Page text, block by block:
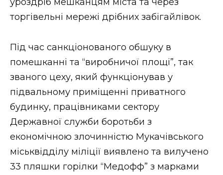
торгівельні мережі дрібних забігайлівок.
Під час санкціонованого обшуку в
помешканні та “виробничої площі”, так
званого цеху, який функціонував у
підвальному приміщенні приватного
будинку, працівниками сектору
Державної служби боротьби з
економічною злочинністю Мукачівського
міськвідділу міліції виявлено та вилучено
33 пляшки горілки “Медофф” з марками